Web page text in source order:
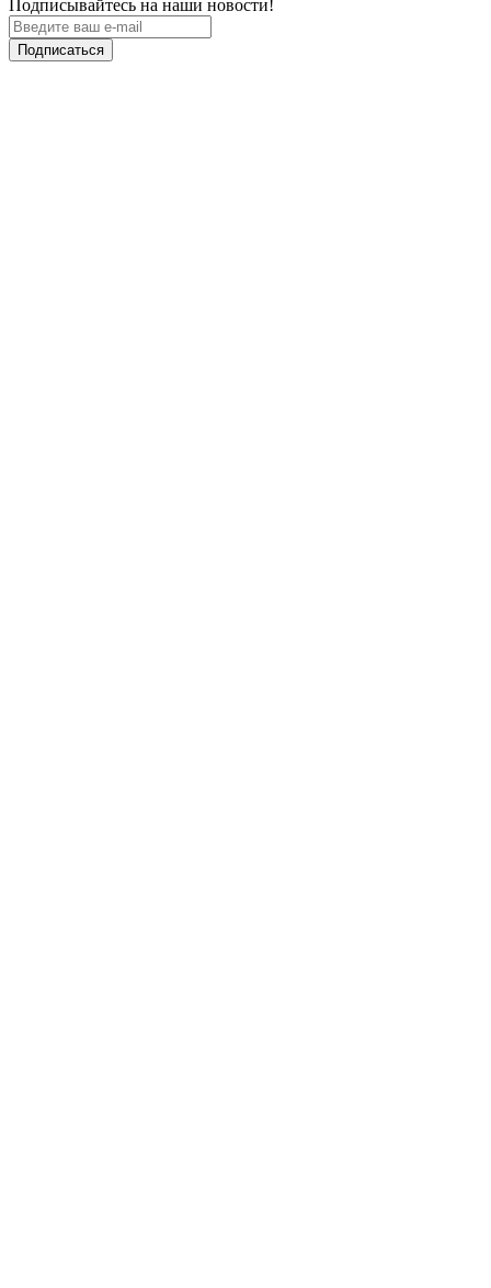
Подписывайтесь на наши новости!
Подписаться